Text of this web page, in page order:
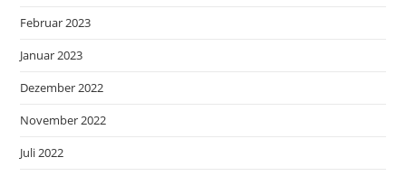
Februar 2023
Januar 2023
Dezember 2022
November 2022
Juli 2022